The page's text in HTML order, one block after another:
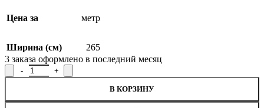
Цена за метр
Ширина (см)
265
3 заказа оформлено в последний месяц
Количество товара Полотно гардинное Р.Л125Р/265, рисунок
В КОРЗИНУ